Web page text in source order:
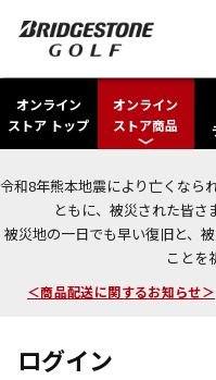
オンライン
ストア トップ
オンライン
ストア商品
令和8年熊本地震により亡くなら
ともに、被災された皆さ
被災地の一日でも早い復旧と、
ことを
今なら新規会員登録で1,000
＜商品配送に関するお知らせ＞
ログイン